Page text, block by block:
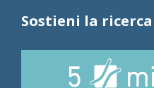
Sostieni la ricerca